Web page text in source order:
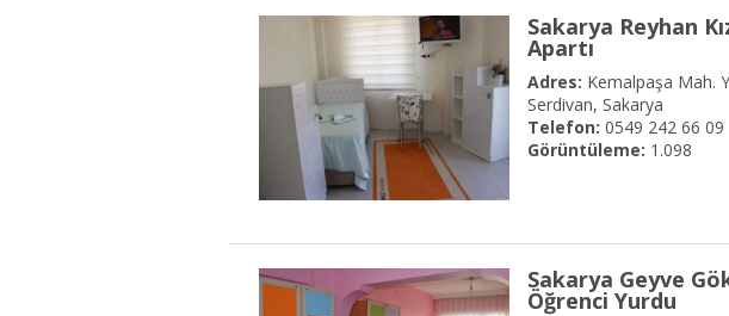
Sakarya Reyhan
Apartı
Adres: Kemalpaşa Mah.
Serdivan, Sakarya
Telefon: 0549 242 66 09
Görüntüleme: 1.098
Sakarya Geyve
Öğrenci Yurdu